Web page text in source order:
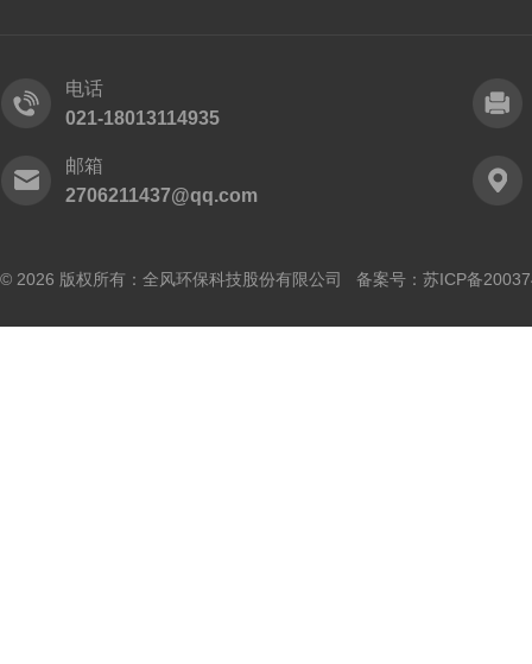
电话
021-18013114935
邮箱
2706211437@qq.com
© 2026 版权所有：全风环保科技股份有限公司 备案号： 苏ICP备